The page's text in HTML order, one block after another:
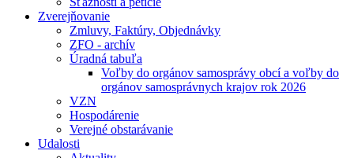
Zverejňovanie
Zmluvy, Faktúry, Objednávky
ZFO - archív
Úradná tabuľa
Voľby do orgánov samosprávy obcí a voľby do
orgánov samosprávnych krajov rok 2026
VZN
Hospodárenie
Verejné obstarávanie
Udalosti